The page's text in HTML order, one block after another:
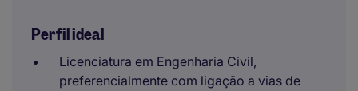
Perfil ideal
Licenciatura em Engenharia Civil,
preferencialmente com ligação a vias de